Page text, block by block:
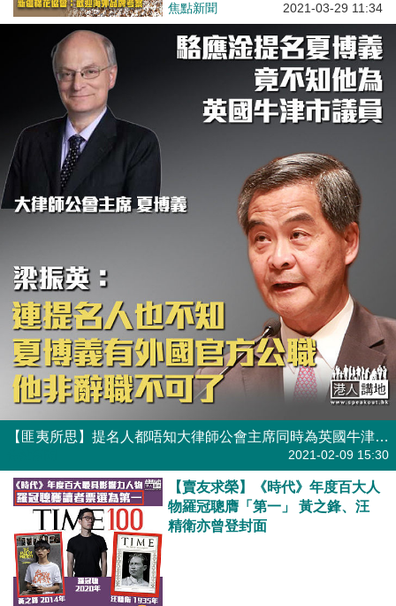
焦點新聞 2021-03-29 11:34
【匪夷所思】提名人都唔知大律師公會主席同時為英國牛津市議員 梁振英：夏博義非辭職不可了
2021-02-09 15:30
【賣友求榮】《時代》年度百大人
物羅冠聰膺「第一」 黃之鋒、汪
精衛亦曾登封面